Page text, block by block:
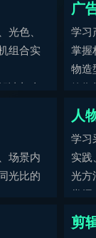
光色、
组合实
影片专
广
学习
掌握
物造
感。
场景内
光比的
人
学习
实践
光方
访
光影
剪